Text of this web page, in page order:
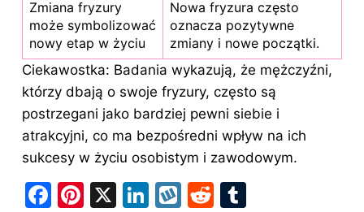
Zmiana fryzury
może symbolizować
nowy etap w życiu
Nowa fryzura często
oznacza pozytywne
zmiany i nowe początki.
Ciekawostka: Badania wykazują, że mężczyźni,
którzy dbają o swoje fryzury, często są
postrzegani jako bardziej pewni siebie i
atrakcyjni, co ma bezpośredni wpływ na ich
sukcesy w życiu osobistym i zawodowym.
F
Pi X
Li W R